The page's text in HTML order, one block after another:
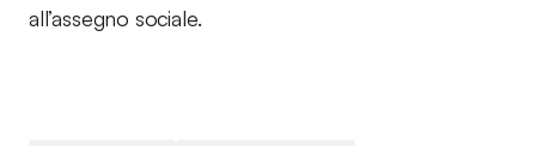
all’assegno sociale.